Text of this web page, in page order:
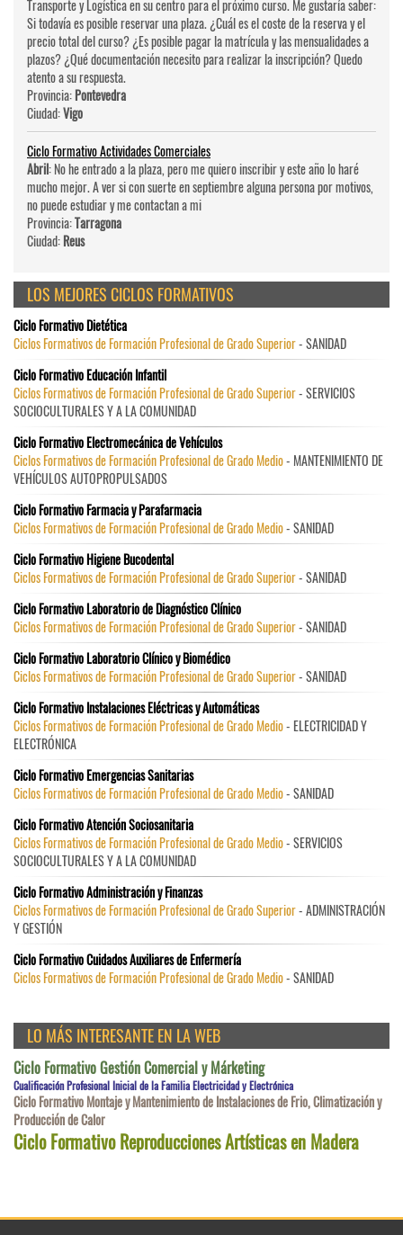
Transporte y Logística en su centro para el próximo curso. Me gustaría saber:
Si todavía es posible reservar una plaza. ¿Cuál es el coste de la reserva y el
precio total del curso? ¿Es posible pagar la matrícula y las mensualidades a
plazos? ¿Qué documentación necesito para realizar la inscripción? Quedo
atento a su respuesta.
Provincia:Pontevedra
Ciudad:Vigo
Ciclo Formativo Actividades Comerciales
Abril: No he entrado a la plaza, pero me quiero inscribir y este año lo haré
mucho mejor. A ver si con suerte en septiembre alguna persona por motivos,
no puede estudiar y me contactan a mi
Provincia:Tarragona
Ciudad:Reus
LOS MEJORES CICLOS FORMATIVOS
Ciclo Formativo Dietética
Ciclos Formativos de Formación Profesional de Grado Superior- SANIDAD
Ciclo Formativo Educación Infantil
Ciclos Formativos de Formación Profesional de Grado Superior- SERVICIOS
SOCIOCULTURALES Y A LA COMUNIDAD
Ciclo Formativo Electromecánica de Vehículos
Ciclos Formativos de Formación Profesional de Grado Medio- MANTENIMIENTO DE
VEHÍCULOS AUTOPROPULSADOS
Ciclo Formativo Farmacia y Parafarmacia
Ciclos Formativos de Formación Profesional de Grado Medio- SANIDAD
Ciclo Formativo Higiene Bucodental
Ciclos Formativos de Formación Profesional de Grado Superior- SANIDAD
Ciclo Formativo Laboratorio de Diagnóstico Clínico
Ciclos Formativos de Formación Profesional de Grado Superior- SANIDAD
Ciclo Formativo Laboratorio Clínico y Biomédico
Ciclos Formativos de Formación Profesional de Grado Superior- SANIDAD
Ciclo Formativo Instalaciones Eléctricas y Automáticas
Ciclos Formativos de Formación Profesional de Grado Medio- ELECTRICIDAD Y
ELECTRÓNICA
Ciclo Formativo Emergencias Sanitarias
Ciclos Formativos de Formación Profesional de Grado Medio- SANIDAD
Ciclo Formativo Atención Sociosanitaria
Ciclos Formativos de Formación Profesional de Grado Medio- SERVICIOS
SOCIOCULTURALES Y A LA COMUNIDAD
Ciclo Formativo Administración y Finanzas
Ciclos Formativos de Formación Profesional de Grado Superior- ADMINISTRACIÓN
Y GESTIÓN
Ciclo Formativo Cuidados Auxiliares de Enfermería
Ciclos Formativos de Formación Profesional de Grado Medio- SANIDAD
LO MÁS INTERESANTE EN LA WEB
Ciclo Formativo Gestión Comercial y Márketing
Cualificación Profesional Inicial de la Familia Electricidad y Electrónica
Ciclo Formativo Montaje y Mantenimiento de Instalaciones de Frio, Climatización y
Producción de Calor
Ciclo Formativo Reproducciones Artísticas en Madera